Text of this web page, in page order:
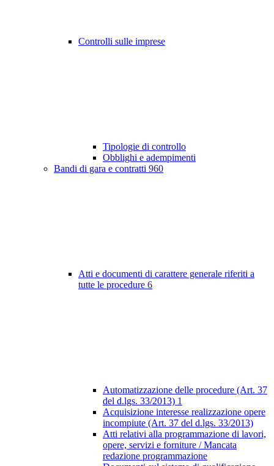
Controlli sulle imprese
Tipologie di controllo
Obblighi e adempimenti
Bandi di gara e contratti 960
Atti e documenti di carattere generale riferiti a
tutte le procedure 6
Automatizzazione delle procedure (Art. 37
del d.lgs. 33/2013) 1
Acquisizione interesse realizzazione opere
incompiute (Art. 37 del d.lgs. 33/2013)
Atti relativi alla programmazione di lavori,
opere, servizi e forniture / Mancata
redazione programmazione